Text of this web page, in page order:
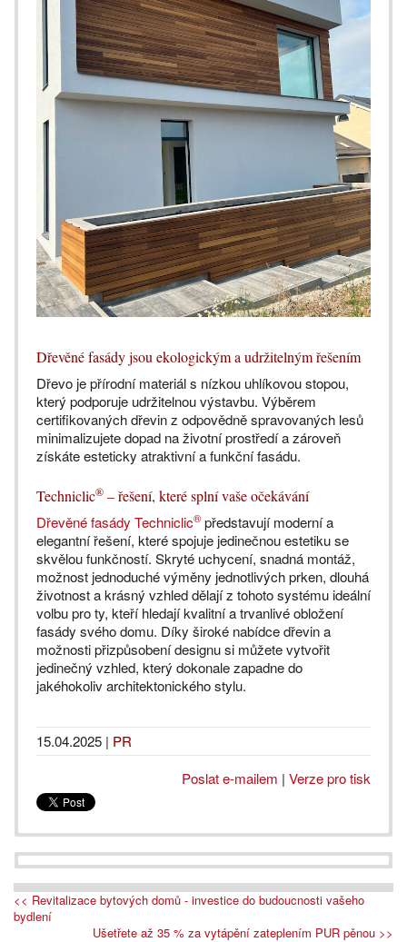
Dřevěné fasády jsou ekologickým a udržitelným řešením
Dřevo je přírodní materiál s nízkou uhlíkovou stopou,
který podporuje udržitelnou výstavbu. Výběrem
certifikovaných dřevin z odpovědně spravovaných lesů
minimalizujete dopad na životní prostředí a zároveň
získáte esteticky atraktivní a funkční fasádu.
Techniclic® – řešení, které splní vaše očekávání
Dřevěné fasády Techniclic® představují moderní a
elegantní řešení, které spojuje jedinečnou estetiku se
skvělou funkčností. Skryté uchycení, snadná montáž,
možnost jednoduché výměny jednotlivých prken, dlouhá
životnost a krásný vzhled dělají z tohoto systému ideální
volbu pro ty, kteří hledají kvalitní a trvanlivé obložení
fasády svého domu. Díky široké nabídce dřevin a
možnosti přizpůsobení designu si můžete vytvořit
jedinečný vzhled, který dokonale zapadne do
jakéhokoliv architektonického stylu.
15.04.2025 | PR
Poslat e-mailem | Verze pro tisk
<< Revitalizace bytových domů - investice do budoucnosti vašeho
bydlení
Ušetřete až 35 % za vytápění zateplením PUR pěnou >>